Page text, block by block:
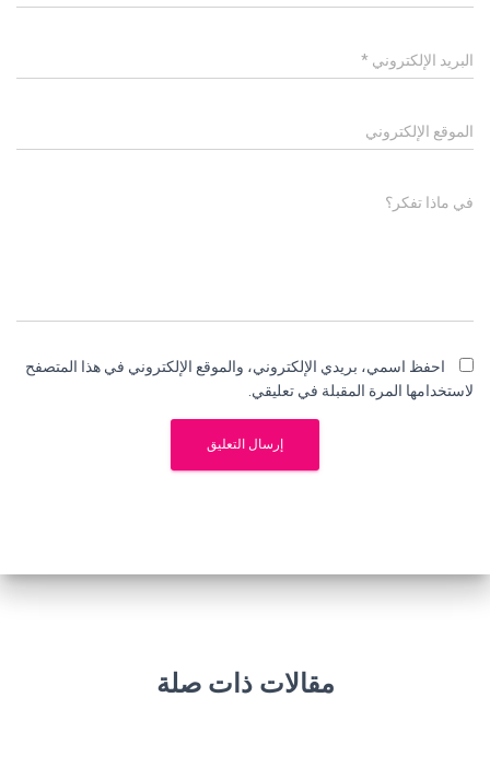
البريد الإلكتروني *
الموقع الإلكتروني
في ماذا تفكر؟
احفظ اسمي، بريدي الإلكتروني، والموقع الإلكتروني في هذا المتصفح
لاستخدامها المرة المقبلة في تعليقي.
مقالات ذات صلة